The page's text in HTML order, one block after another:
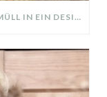
DIY UPCYLING IDEE: WIE MAN SPERRMÜLL IN EIN DESIGNER TEIL VERWANDELT